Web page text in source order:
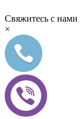
Свяжитесь с нами
×